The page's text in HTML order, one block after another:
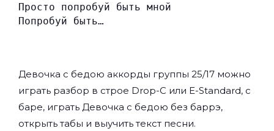
Просто попробуй быть мной
Попробуй быть…
Девочка с бедою аккорды группы 25/17 можно
играть разбор в строе Drop-C или E-Standard, с
баре, играть Девочка с бедою без баррэ,
открыть табы и выучить текст песни.